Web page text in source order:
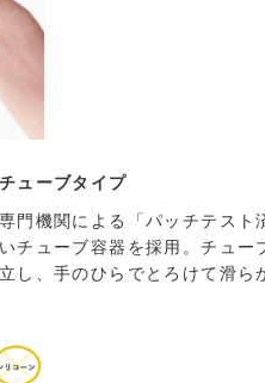
ューブタイプ
門機関による「パッチテス
チューブ容器を採用。チュー
し、手のひらでとろけて滑